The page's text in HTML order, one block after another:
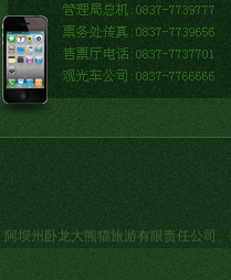
阿坝州卧龙大熊猫旅游有限责任公司